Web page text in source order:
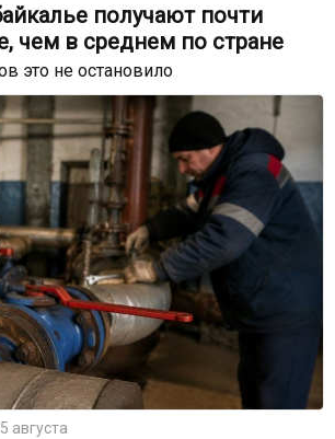
получают почти
чем в среднем по стране
это не остановило
августа